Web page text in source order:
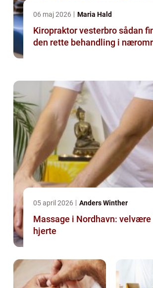
06 maj 2026 Maria Hald
Kiropraktor vesterbro sådan finder du
den rette behandling i
05 april 2026 Anders Winther
Massage i Nordhavn: velvære
hjerte